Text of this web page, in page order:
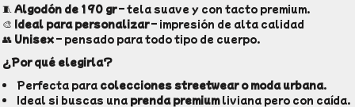
🧵 Algodón de 190 gr– tela suave y con tacto premium.
🎨 Ideal para personalizar– impresión de alta calidad
👥 Unisex– pensado para todo tipo de cuerpo.
¿Por qué elegirla?
Perfecta para colecciones streetwear o moda urbana.
Ideal si buscas una prenda premiumliviana pero con caída.